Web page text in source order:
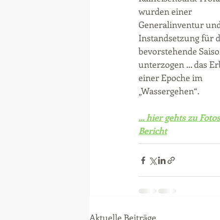
wurden einer
Generalinventur
Instandsetzung für
bevorstehende
unterzogen … das
einer Epoche im
„Wassergehen“.
... hier gehts zu
Bericht
Aktuelle Beiträge